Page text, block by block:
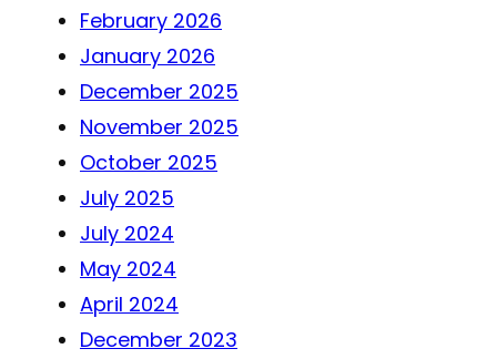
February 2026
January 2026
December 2025
November 2025
October 2025
July 2025
July 2024
May 2024
April 2024
December 2023